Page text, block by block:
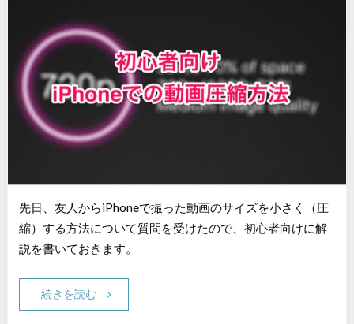
先日、友人からiPhoneで撮った動画のサイズを小さく（圧
縮）する方法について質問を受けたので、初心者向けに解
説を書いておきます。
続きを読む